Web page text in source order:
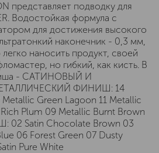
представляет подводку для
Водостойкая формула с
для достижения высокого
наконечник - 0,3 мм,
наносить продукт, своей
но гибкий, как кисть. В
- САТИНОВЫЙ И
ФИНИШ: 14
Green Lagoon 11 Metallic
Plum 09 Metallic Burnt Brown
Satin Chocolate Brown 03
06 Forest Green 07 Dusty
Pure White